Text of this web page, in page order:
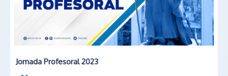
Jornada Profesoral 2023